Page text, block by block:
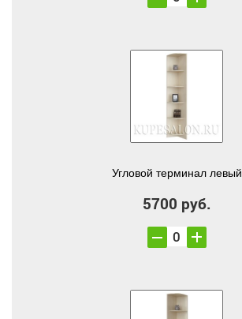
Угловой терминал левый
5700 руб.